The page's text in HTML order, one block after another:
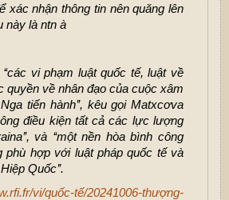
xác nhận thông tin nên quăng lên
này là ntn à
vi phạm luật quốc tế, luật về
quyền về nhân đạo của cuộc xâm
tiến hành’’, kêu gọi Matxcơva
điều kiện tất cả các lực lượng
và ‘‘một nền hòa bình công
phù hợp với luật pháp quốc tế và
Quốc’’.
vi/quốc-tế/20241006-thượng-